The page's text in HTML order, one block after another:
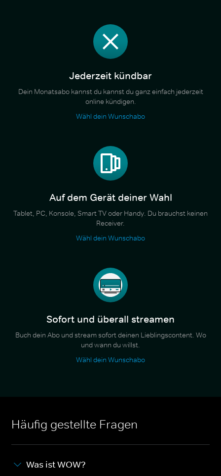
Jederzeit kündbar
Dein Monatsabo kannst du kannst du ganz einfach jederzeit
online kündigen.
Wähl dein Wunschabo
Auf dem Gerät deiner Wahl
Tablet, PC, Konsole, Smart TV oder Handy. Du brauchst keinen
Receiver.
Wähl dein Wunschabo
Sofort und überall streamen
Buch dein Abo und stream sofort deinen Lieblingscontent. Wo
und wann du willst.
Wähl dein Wunschabo
Häufig gestellte Fragen
Was ist WOW?